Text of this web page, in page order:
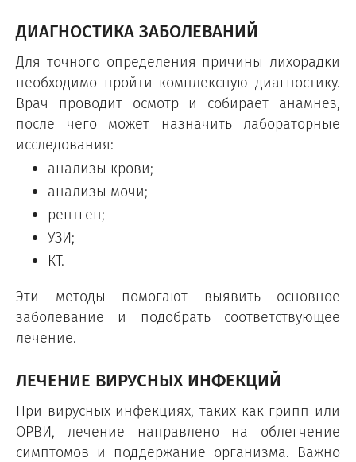
ДИАГНОСТИКА ЗАБОЛЕВАНИЙ
Для точного определения причины лихорадки
необходимо пройти комплексную диагностику.
Врач проводит осмотр и собирает анамнез,
после чего может назначить лабораторные
исследования:
анализы крови;
анализы мочи;
рентген;
УЗИ;
КТ.
Эти методы помогают выявить основное
заболевание и подобрать соответствующее
лечение.
ЛЕЧЕНИЕ ВИРУСНЫХ ИНФЕКЦИЙ
При вирусных инфекциях, таких как грипп или
ОРВИ, лечение направлено на облегчение
симптомов и поддержание организма. Важно